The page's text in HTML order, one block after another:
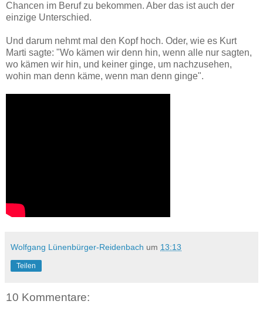
Chancen im Beruf zu bekommen. Aber das ist auch der
einzige Unterschied.
Und darum nehmt mal den Kopf hoch. Oder, wie es Kurt
Marti sagte: "Wo kämen wir denn hin, wenn alle nur sagten,
wo kämen wir hin, und keiner ginge, um nachzusehen,
wohin man denn käme, wenn man denn ginge".
Wolfgang Lünenbürger-Reidenbach um 13:13
Teilen
10 Kommentare: